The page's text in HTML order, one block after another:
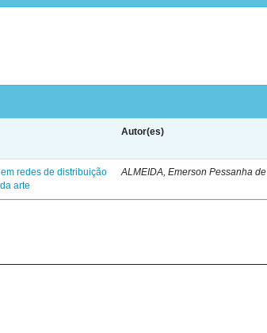
Autor(es)
redes de distribuição
arte
ALMEIDA, Emerson Pessanha de